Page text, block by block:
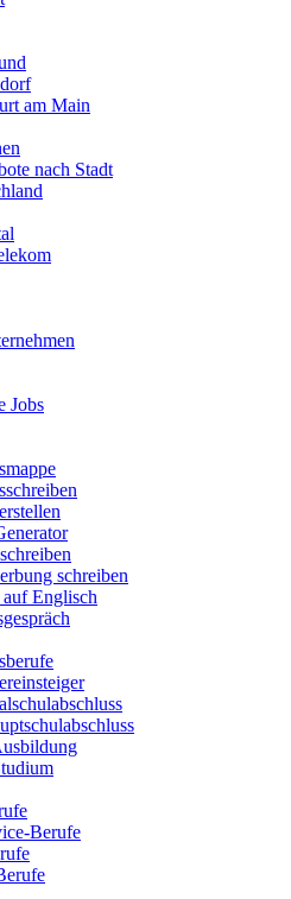
am Main
nach Stadt
Jobs
schreiben
Englisch
Berufe